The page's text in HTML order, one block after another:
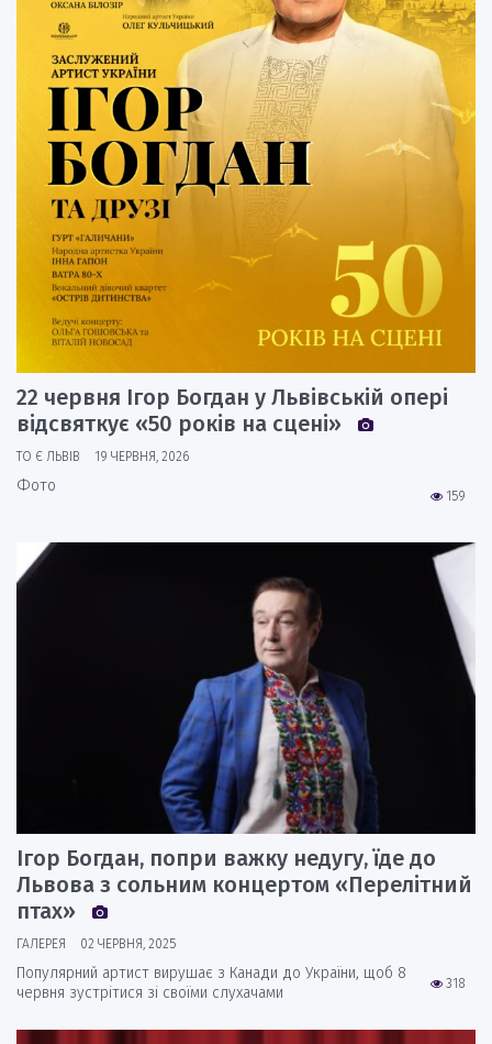
22 червня Ігор Богдан у Львівській опері
відсвяткує «50 років на сцені»
ТО Є ЛЬВІВ 19 ЧЕРВНЯ, 2026
159
Фото
Ігор Богдан, попри важку недугу, їде до
Львова з сольним концертом «Перелітний
птах»
ГАЛЕРЕЯ 02 ЧЕРВНЯ, 2025
318
Популярний артист вирушає з Канади до України, щоб 8
червня зустрітися зі своїми слухачами